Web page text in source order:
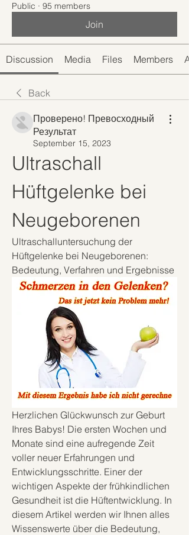
Public · 95 members
Join
Discussion Media Files Members
Back
Проверено! Превосходный
Результат
September 15, 2023
Ultraschall
Hüftgelenke bei
Neugeborenen
Ultraschalluntersuchung der
Hüftgelenke bei Neugeborenen:
Bedeutung, Verfahren und Ergebnisse
Herzlichen Glückwunsch zur Geburt
Ihres Babys! Die ersten Wochen und
Monate sind eine aufregende Zeit
voller neuer Erfahrungen und
Entwicklungsschritte. Einer der
wichtigen Aspekte der frühkindlichen
Gesundheit ist die Hüftentwicklung. In
diesem Artikel werden wir Ihnen alles
Wissenswerte über die Bedeutung,